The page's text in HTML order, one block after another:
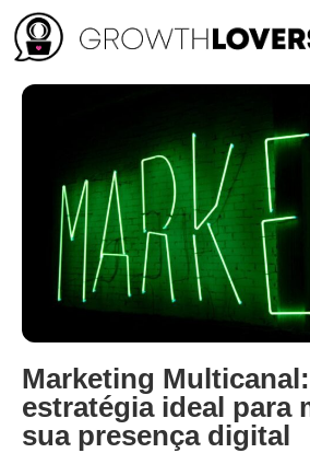
Marketing
estratégia ideal para
sua presença digital